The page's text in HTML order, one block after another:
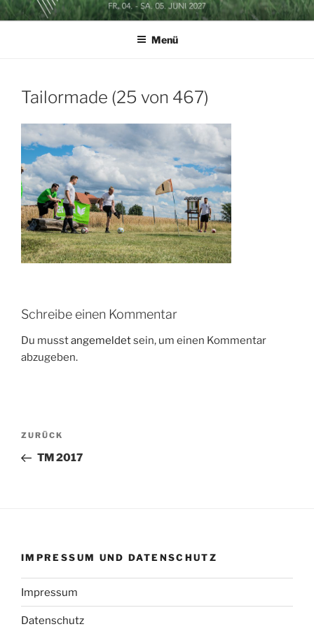
Zum
InhaltSOCCERGOLF BUSINESSCUP
Menü
Tailormade (25 von 467)
Schreibe einen Kommentar
Du musstangemeldetsein, um einen Kommentar
abzugeben.
Beitragsnavigation
Vorheriger
Beitrag
ZURÜCK
TM 2017
IMPRESSUM UND DATENSCHUTZ
Impressum
Datenschutz